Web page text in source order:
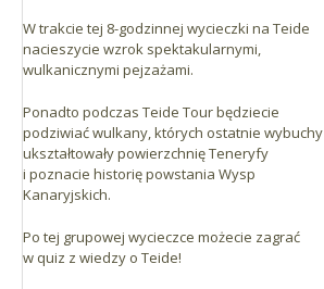
W trakcie tej 8-godzinnej wycieczki na Teide
nacieszycie wzrok spektakularnymi,
wulkanicznymi pejzażami.
Ponadto podczas Teide Tour będziecie
podziwiać wulkany, których ostatnie wybuchy
ukształtowały powierzchnię Teneryfy
i poznacie historię powstania Wysp
Kanaryjskich.
Po tej grupowej wycieczce możecie zagrać
w quiz z wiedzy o Teide!